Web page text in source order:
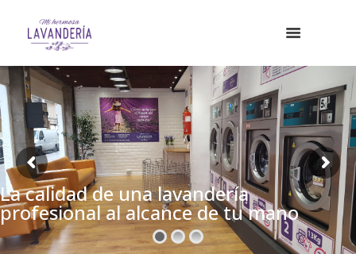
La calidad de una lavandería
profesional al alcance de tu mano